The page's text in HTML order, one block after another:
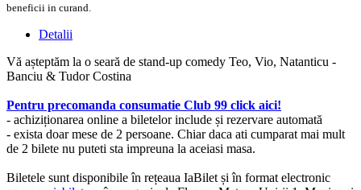
beneficii in curand.
Detalii
Vă așteptăm la o seară de stand-up comedy Teo, Vio, Natanticu -
Banciu & Tudor Costina
Pentru precomanda consumatie Club 99 click aici!
- achiziționarea online a biletelor include și rezervare automată
- exista doar mese de 2 persoane. Chiar daca ati cumparat mai mult
de 2 bilete nu puteti sta impreuna la aceiasi masa.
Biletele sunt disponibile în rețeaua IaBilet și în format electronic